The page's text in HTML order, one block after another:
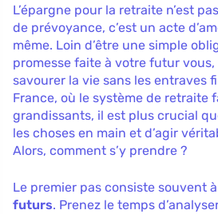
L’épargne pour la retraite n’est
de prévoyance, c’est un acte
même. Loin d’être une simple
promesse faite à votre futur
savourer la vie sans les entraves
France, où le système de retraite
grandissants, il est plus crucial
les choses en main et d’agir
Alors, comment s’y prendre ?
Le premier pas consiste souvent à
futurs. Prenez le temps